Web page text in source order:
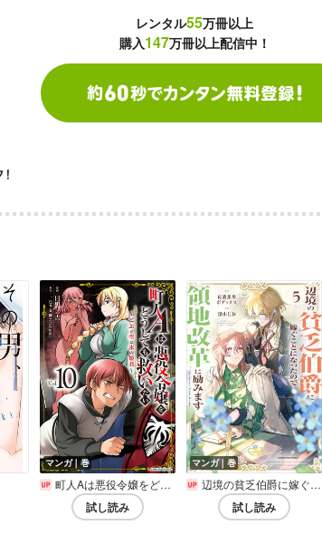
レンタル55万冊以上
購入147万冊以上配信中！
マンガ｜巻
町人Aは悪役令嬢をどうしても救いたい ～どぶと空と氷の姫君～
試し読み
マンガ｜巻
辺境の貧乏伯爵に嫁ぐことになったので領地改革に励みます ～the letter from Boule～【電子書店共通特典イラスト付】
試し読み